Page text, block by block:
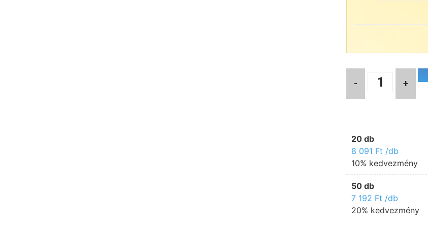
- +
20 db
8 091 Ft /db
10% kedvezmény
50 db
7 192 Ft /db
20% kedvezmény